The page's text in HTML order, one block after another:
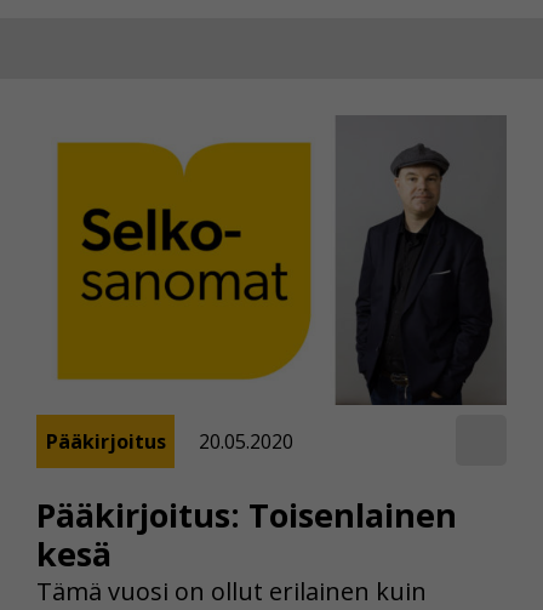
Pääkirjoitus: Toisenlainen
kesä
Pääkirjoitus 20.05.2020
Tämä vuosi on ollut erilainen kuin